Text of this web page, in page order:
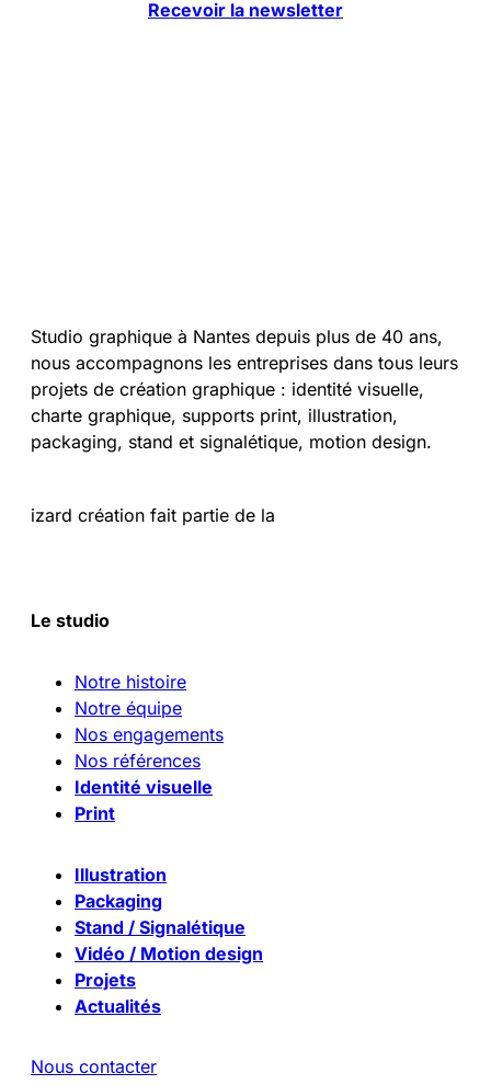
Recevoir la newsletter
Studio graphique à Nantes depuis plus de 40 ans,
nous accompagnons les entreprises dans tous leurs
projets de création graphique : identité visuelle,
charte graphique, supports print, illustration,
packaging, stand et signalétique, motion design.
izard création fait partie de la
Le studio
Notre histoire
Notre équipe
Nos engagements
Nos références
Identité visuelle
Print
Illustration
Packaging
Stand / Signalétique
Vidéo / Motion design
Projets
Actualités
Nous contacter